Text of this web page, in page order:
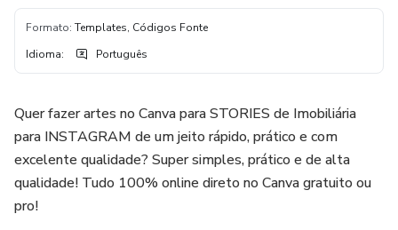
Formato: Templates, Códigos Fonte
Idioma: Português
Quer fazer artes no Canva para STORIES de Imobiliária
para INSTAGRAM de um jeito rápido, prático e com
excelente qualidade? Super simples, prático e de alta
qualidade! Tudo 100% online direto no Canva gratuito ou
pro!